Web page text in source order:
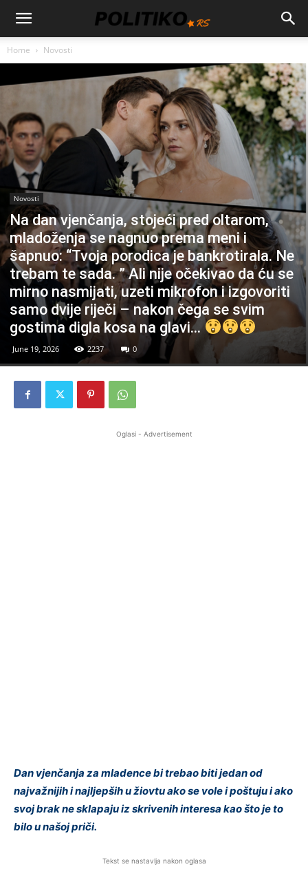
Home Novosti
Novosti
Na dan vjenčanja, stojeći pred oltarom,
mladoženja se nagnuo prema meni i
šapnuo: “Tvoja porodica je bankrotirala. Ne
trebam te sada. ” Ali nije očekivao da ću se
mirno nasmijati, uzeti mikrofon i izgovoriti
samo dvije riječi – nakon čega se svim
gostima digla kosa na glavi…
June 19, 2026 2237 0
Oglasi - Advertisement
Dan vjenčanja za mladence bi trebao biti jedan od
najvažnijih i najljepših u žiovtu ako se vole i poštuju i ako
svoj brak ne sklapaju iz skrivenih interesa kao što je to
bilo u našoj priči.
Tekst se nastavlja nakon oglasa